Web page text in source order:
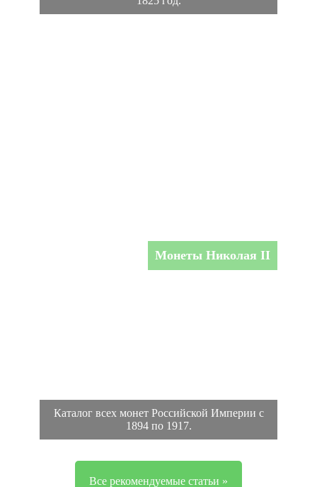
Монеты Николая II
Каталог всех монет Российской Империи с
1894 по 1917.
Все рекомендуемые статьи »